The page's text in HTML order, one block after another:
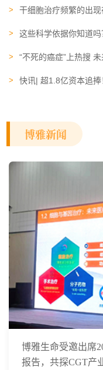
干细胞治疗​频繁的出
这些科学依据你知道
“不死的癌症”上热搜
快讯| 超1.8亿资本追
博雅新闻
博雅生命受邀出席
报告，共探CGT产